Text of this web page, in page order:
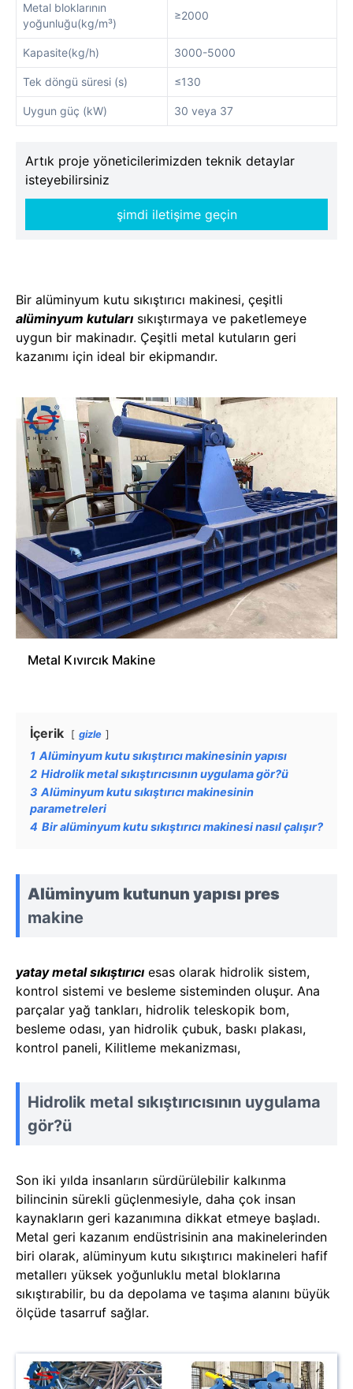
Metal bloklarının
yoğunluğu(kg/m³)
≥2000
Kapasite(kg/h) 3000-5000
Tek döngü süresi (s) ≤130
Uygun güç (kW) 30 veya 37
Artık proje yöneticilerimizden teknik detaylar
isteyebilirsiniz
şimdi iletişime geçin
Bir alüminyum kutu sıkıştırıcı makinesi, çeşitli
alüminyum kutuları sıkıştırmaya ve paketlemeye
uygun bir makinadır. Çeşitli metal kutuların geri
kazanımı için ideal bir ekipmandır.
Metal Kıvırcık Makine
İçerik gizle
1 Alüminyum kutu sıkıştırıcı makinesinin yapısı
2 Hidrolik metal sıkıştırıcısının uygulama gör?ü
3 Alüminyum kutu sıkıştırıcı makinesinin
parametreleri
4 Bir alüminyum kutu sıkıştırıcı makinesi nasıl çalışır?
Alüminyum kutunun yapısı pres
makine
yatay metal sıkıştırıcı esas olarak hidrolik sistem,
kontrol sistemi ve besleme sisteminden oluşur. Ana
parçalar yağ tankları, hidrolik teleskopik bom,
besleme odası, yan hidrolik çubuk, baskı plakası,
kontrol paneli, Kilitleme mekanizması,
Hidrolik metal sıkıştırıcısının uygulama
gör?ü
Son iki yılda insanların sürdürülebilir kalkınma
bilincinin sürekli güçlenmesiyle, daha çok insan
kaynakların geri kazanımına dikkat etmeye başladı.
Metal geri kazanım endüstrisinin ana makinelerinden
biri olarak, alüminyum kutu sıkıştırıcı makineleri hafif
metallerı yüksek yoğunluklu metal bloklarına
sıkıştırabilir, bu da depolama ve taşıma alanını büyük
ölçüde tasarruf sağlar.